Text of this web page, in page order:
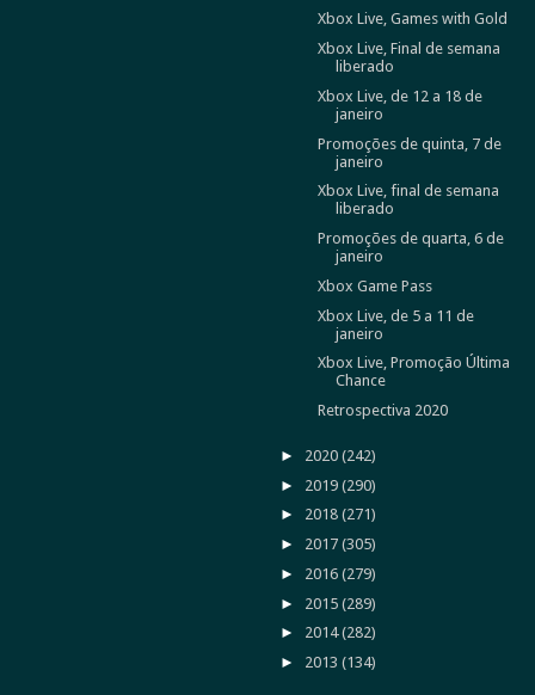
Xbox Live, Games with Gold
Xbox Live, Final de semana
liberado
Xbox Live, de 12 a 18 de
janeiro
Promoções de quinta, 7 de
janeiro
Xbox Live, final de semana
liberado
Promoções de quarta, 6 de
janeiro
Xbox Game Pass
Xbox Live, de 5 a 11 de
janeiro
Xbox Live, Promoção Última
Chance
Retrospectiva 2020
► 2020 (242)
► 2019 (290)
► 2018 (271)
► 2017 (305)
► 2016 (279)
► 2015 (289)
► 2014(282)
► 2013 (134)